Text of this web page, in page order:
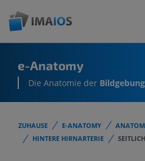
e-Anatomy
Die Anatomie der Bildgebung
ZUHAUSE E-ANATOMY
HINTERE HIRNARTERIE